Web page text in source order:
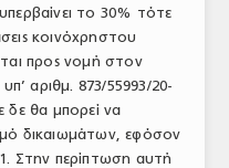
το 30% τότε
κοινόχρηστου
προς νομή στον
αριθμ. 873/55993/20-
δε θα μπορεί να
δικαιωμάτων, εφόσον
Στην περίπτωση αυτή